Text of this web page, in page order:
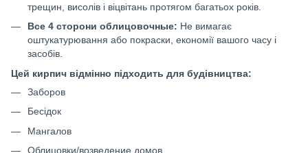
трещин, висолів і віцвітань протягом багатьох років.
Все 4 сторони облицовочные: Не вимагає
оштукатурювання або покраски, економії вашого часу і
засобів.
Цей кирпич відмінно підходить для будівництва:
Заборов
Бесідок
Мангалов
Облицовки/возведение домов